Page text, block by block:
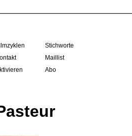
Stichworte
Maillist
Abo